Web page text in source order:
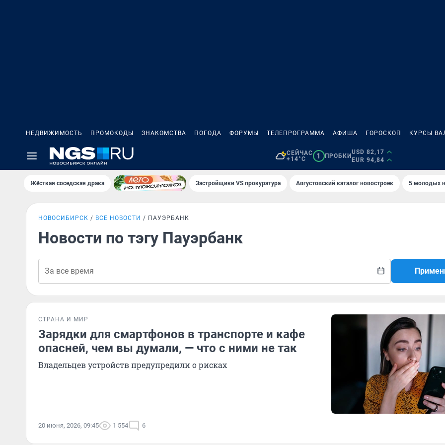
НЕДВИЖИМОСТЬ ПРОМОКОДЫ ЗНАКОМСТВА ПОГОДА ФОРУМЫ ТЕЛЕПРОГРАММА АФИША ГОРОСКОП КУРСЫ
СЕЙЧАС
+14°C
1 ПРОБКИ
USD 82,17
EUR 94,84
Жёсткая соседская драка Застройщики VS прокуратура Августовский каталог новостроек 5 молодых
НОВОСИБИРСК ВСЕ НОВОСТИ ПАУЭРБАНК
Новости по тэгу Пауэрбанк
СТРАНА И МИР
Зарядки для смартфонов в транспорте и кафе
опасней, чем вы думали, — что с ними не так
Владельцев устройств предупредили о рисках
20 июня, 2026, 09:45 1 554 6